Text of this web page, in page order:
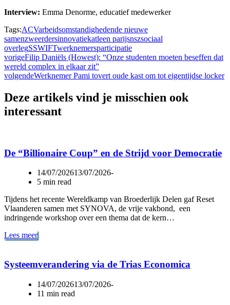
Interview: Emma Denorme, educatief medewerker
Tags:ACVarbeidsomstandighedende nieuwe
samenzweerdersinnovatiekatleen parijsnszsociaal
overlegSSWIFTwerknemersparticipatie
vorigeFilip Daniëls (Howest): “Onze studenten moeten beseffen dat
wereld complex in elkaar zit”
volgendeWerknemer Pami tovert oude kast om tot eigentijdse locker
Deze artikels vind je misschien ook
interessant
De “Billionaire Coup” en de Strijd voor Democratie
14/07/202613/07/2026
5 min read
Tijdens het recente Wereldkamp van Broederlijk Delen gaf Reset
Vlaanderen samen met SYNOVA, de vrije vakbond, een
indringende workshop over een thema dat de kern…
Lees meerDe
“Billionaire
en
de
Strijd
voor
Democratie
Systeemverandering via de Trias Economica
14/07/202613/07/2026
11 min read